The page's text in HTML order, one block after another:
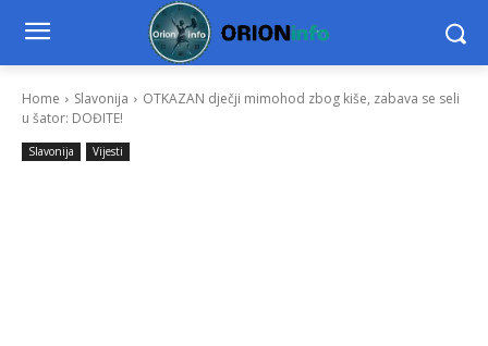
Home Slavonija
OTKAZAN dječji mimohod zbog kiše, zabava se seli
u šator: DOĐITE!
Slavonija Vijesti